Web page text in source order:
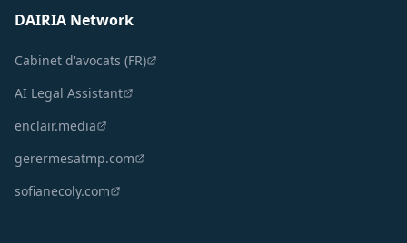
DAIRIA Network
Cabinet d'avocats (FR)
AI Legal Assistant
enclair.media
gerermesatmp.com
sofianecoly.com